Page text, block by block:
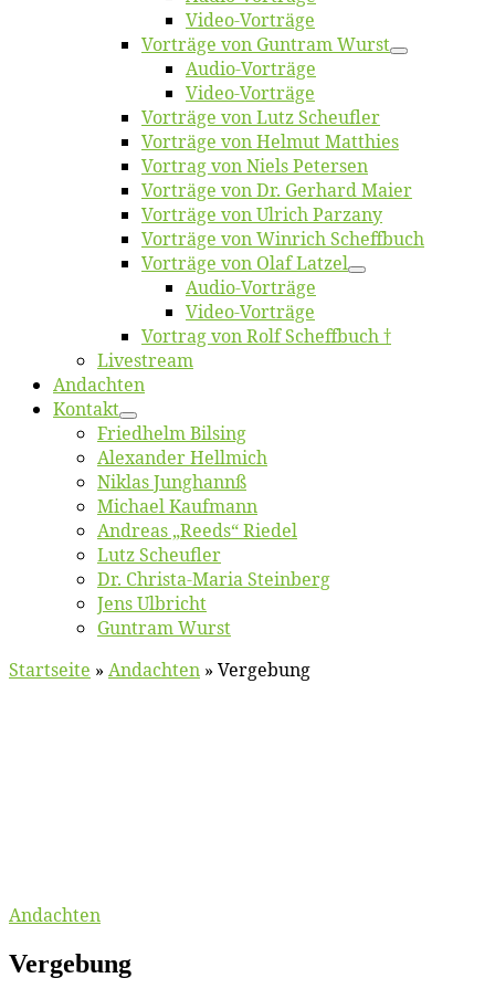
Vi­deo-Vor­trä­ge
Vor­trä­ge von Gun­tram Wurst
Au­dio-Vor­trä­ge
Vi­deo-Vor­trä­ge
Vor­trä­ge von Lutz Scheufler
Vor­trä­ge von Hel­mut Matthies
Vor­trag von Niels Petersen
Vor­trä­ge von Dr. Ger­hard Maier
Vor­trä­ge von Ul­rich Parzany
Vor­trä­ge von Win­rich Scheffbuch
Vor­trä­ge von Olaf Latzel
Au­dio-Vor­trä­ge
Vi­deo-Vor­trä­ge
Vor­trag von Rolf Scheffbuch †
Live­stream
An­dach­ten
Kon­takt
Fried­helm Bilsing
Alex­an­der Hellmich
Ni­klas Junghannß
Mi­cha­el Kaufmann
An­dre­as „Reeds“ Riedel
Lutz Scheuf­ler
Dr. Chris­­ta-Ma­ria Steinberg
Jens Ulb­richt
Gun­tram Wurst
Startseite » Andachten » Vergebung
Andachten
Ver­ge­bung